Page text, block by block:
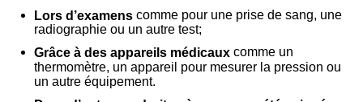
Lors d’examens comme pour une prise de sang, une
radiographie ou un autre test;
Grâce à des appareils médicauxcomme un
thermomètre, un appareil pour mesurer la pression ou
un autre équipement.